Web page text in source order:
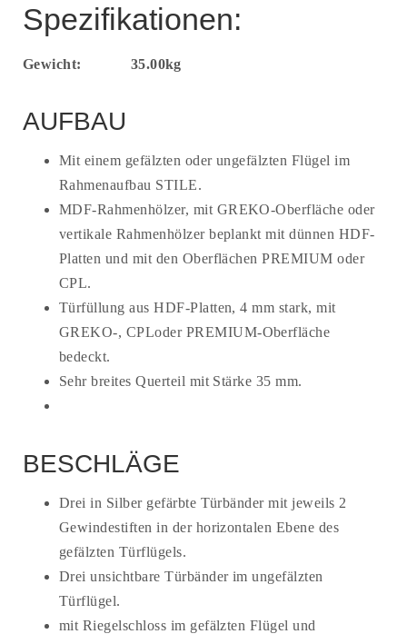
Spezifikationen:
Gewicht: 35.00kg
AUFBAU
Mit einem gefälzten oder ungefälzten Flügel im
Rahmenaufbau STILE.
MDF-Rahmenhölzer, mit GREKO-Oberfläche oder
vertikale Rahmenhölzer beplankt mit dünnen HDF-
Platten und mit den Oberflächen PREMIUM oder
CPL.
Türfüllung aus HDF-Platten, 4 mm stark, mit
GREKO-, CPLoder PREMIUM-Oberfläche
bedeckt.
Sehr breites Querteil mit Stärke 35 mm.
BESCHLÄGE
Drei in Silber gefärbte Türbänder mit jeweils 2
Gewindestiften in der horizontalen Ebene des
gefälzten Türflügels.
Drei unsichtbare Türbänder im ungefälzten
Türflügel.
mit Riegelschloss im gefälzten Flügel und